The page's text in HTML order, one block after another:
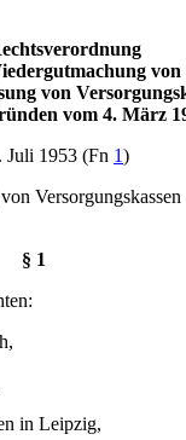
von
von
vom 4. März
Juli 1953 (Fn 1)
§ 1
in Leipzig,